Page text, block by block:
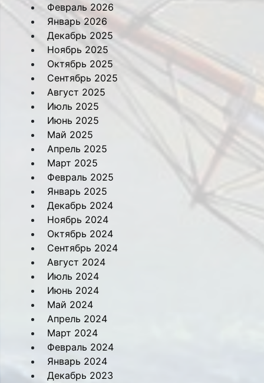
Февраль 2026
Январь 2026
Декабрь 2025
Ноябрь 2025
Октябрь 2025
Сентябрь 2025
Август 2025
Июль 2025
Июнь 2025
Май 2025
Апрель 2025
Март 2025
Февраль 2025
Январь 2025
Декабрь 2024
Ноябрь 2024
Октябрь 2024
Сентябрь 2024
Август 2024
Июль 2024
Июнь 2024
Май 2024
Апрель 2024
Март 2024
Февраль 2024
Январь 2024
Декабрь 2023